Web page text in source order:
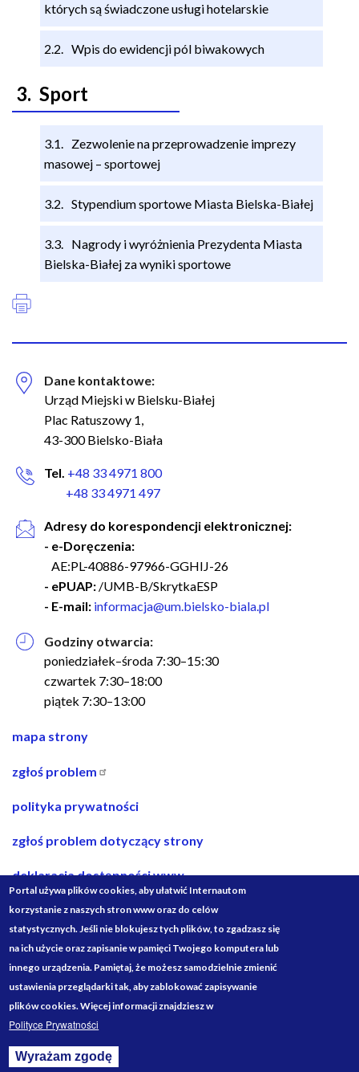
których są świadczone usługi hotelarskie
Wpis do ewidencji pól biwakowych
Sport
Zezwolenie na przeprowadzenie imprezy
masowej – sportowej
Stypendium sportowe Miasta Bielska-Białej
Nagrody i wyróżnienia Prezydenta Miasta
Bielska-Białej za wyniki sportowe
Dane kontaktowe:
Urząd Miejski w Bielsku-Białej
Plac Ratuszowy 1,
43-300 Bielsko-Biała
Tel. +48 33 4971 800
+48 33 4971 497
Adresy do korespondencji elektronicznej:
- e-Doręczenia:
AE:PL-40886-97966-GGHIJ-26
- ePUAP: /UMB-B/SkrytkaESP
- E-mail: informacja@um.bielsko-biala.pl
Godziny otwarcia:
poniedziałek–środa 7:30–15:30
czwartek 7:30–18:00
piątek 7:30–13:00
nawigacja
stopce
mapa strony
zgłoś problem
polityka prywatności
zgłoś problem dotyczący strony
deklaracja dostępności www
deklaracja dostępności bip
projekty ze środków budżetu państwa
Społecznościowe
Portal używa plików cookies, aby ułatwić Internautom
korzystanie z naszych stron www oraz do celów
statystycznych. Jeśli nie blokujesz tych plików, to zgadzasz się
na ich użycie oraz zapisanie w pamięci Twojego komputera lub
innego urządzenia. Pamiętaj, że możesz samodzielnie zmienić
ustawienia przeglądarki tak, aby zablokować zapisywanie
plików cookies. Więcej informacji znajdziesz w
Polityce Prywatności
Wyrażam zgodę